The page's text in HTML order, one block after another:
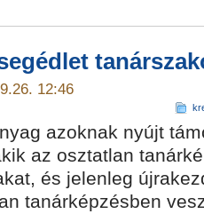
12:46
azoknak nyújt
az osztatlan
és jelenleg
tanárképzésben